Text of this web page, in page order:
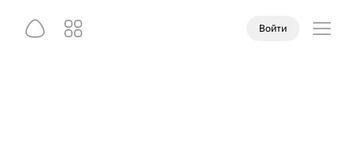
Войти